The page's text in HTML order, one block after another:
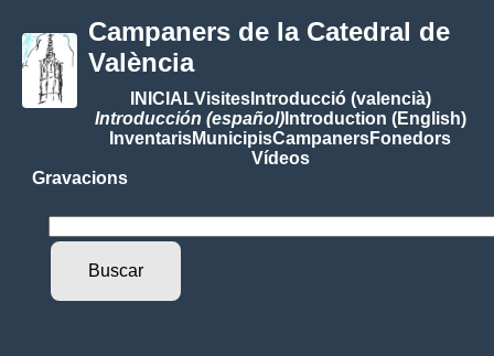
Campaners de la Catedral de
València
INICIALVisitesIntroducció (valencià)
Introducción (español)Introduction (English)
InventarisMunicipisCampanersFonedors
Vídeos
Gravacions